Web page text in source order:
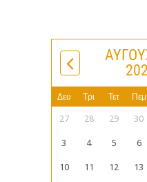
Δευ Τρι Τετ Πεμ
27 28 29 30
3 4 5 6
10 11 12 13